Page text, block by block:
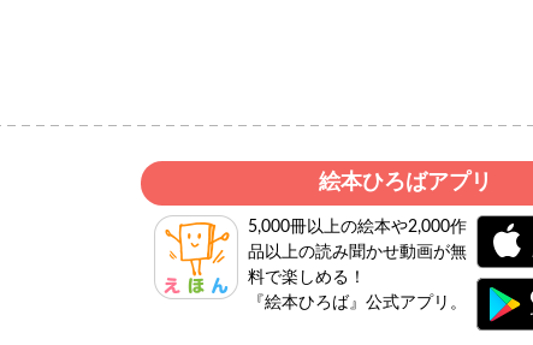
絵本ひろばアプリ
5,000冊以上の絵本や2,000作
品以上の読み聞かせ動画が無
料で楽しめる！
『絵本ひろば』公式アプリ。